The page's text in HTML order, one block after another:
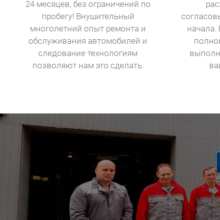
24 месяцев, без ограничений по
пробегу! Внушительный
многолетний опыт ремонта и
обслуживания автомобилей и
следование технологиям
позволяют нам это сделать.
начала.